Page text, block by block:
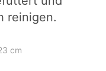
reinigen.
cm